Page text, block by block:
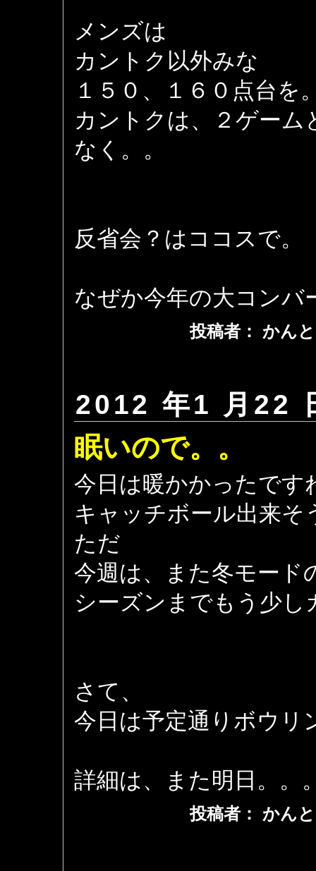
メンズは
カントク以外みな
１５０、１６０点台を
カントクは、２ゲー
なく。。
反省会？はココスで。
なぜか今年の大コンバ
投稿者： かん
2012 年1 月22
眠いので。。
今日は暖かかったです
キャッチボール出来そ
ただ
今週は、また冬モード
シーズンまでもう少し
さて、
今日は予定通りボウリ
詳細は、また明日。。
投稿者： かん